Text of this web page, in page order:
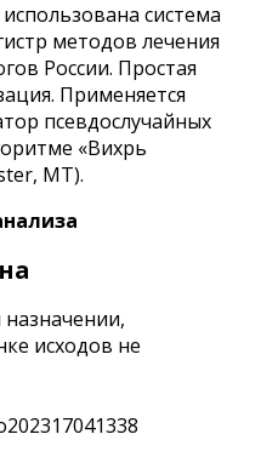
система
методов лечения
России. Простая
Применяется
псевдослучайных
«Вихрь
MT).
исходов не